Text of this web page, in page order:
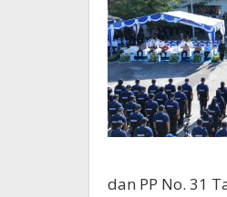
dan PP No. 31